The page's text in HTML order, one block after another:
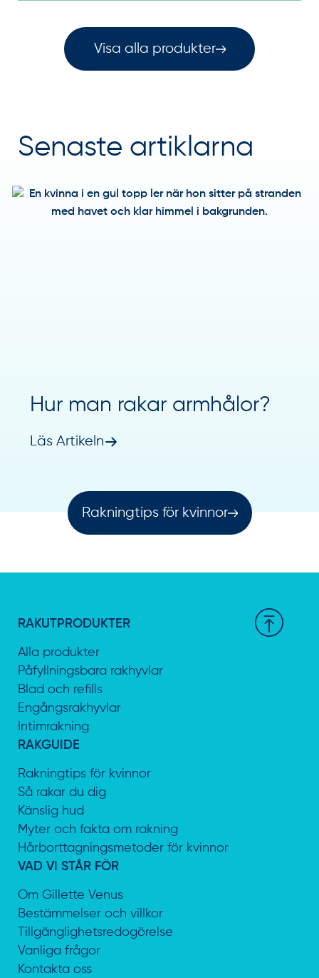
Visa alla produkter
Senaste artiklarna
Hur man rakar armhålor?
Läs Artikeln
Rakningtips för kvinnor
RAKUTPRODUKTER
Alla produkter
Påfyllningsbara rakhyvlar
Blad och refills
Engångsrakhyvlar
Intimrakning
RAKGUIDE
Rakningtips för kvinnor
Så rakar du dig
Känslig hud
Myter och fakta om rakning
Hårborttagningsmetoder för kvinnor
VAD VI STÅR FÖR
Om Gillette Venus
Bestämmelser och villkor
Tillgänglighetsredogörelse
Vanliga frågor
Kontakta oss